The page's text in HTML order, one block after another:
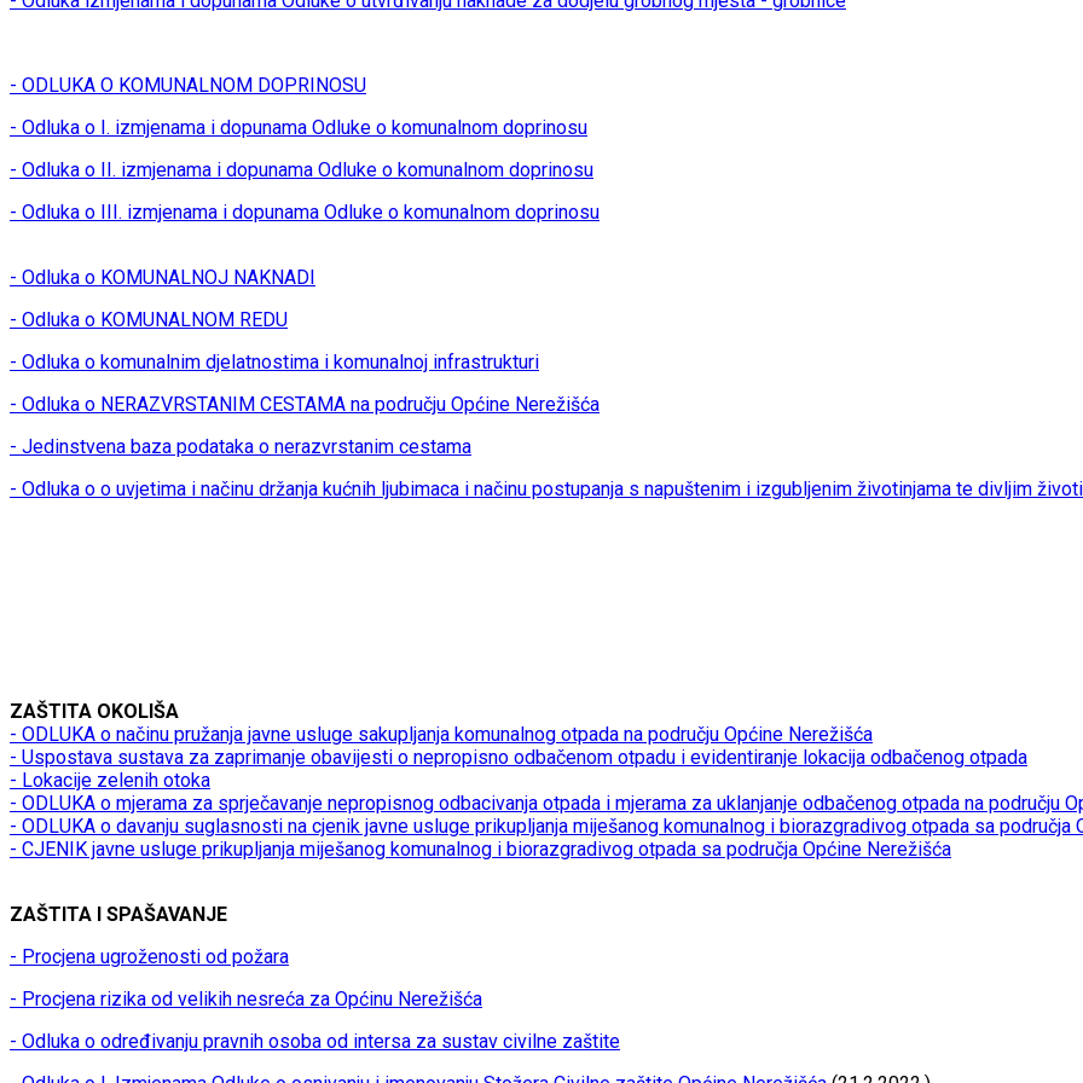
- ODLUKA O KOMUNALNOM DOPRINOSU
- Odluka o I. izmjenama i dopunama Odluke o komunalnom doprinosu
- Odluka o II. izmjenama i dopunama Odluke o komunalnom doprinosu
- Odluka o III. izmjenama i dopunama Odluke o komunalnom doprinosu
- Odluka o KOMUNALNOJ NAKNADI
- Odluka o KOMUNALNOM REDU
- Odluka o komunalnim djelatnostima i komunalnoj infrastrukturi
- Odluka o NERAZVRSTANIM CESTAMA na području Općine Nerežišća
- Jedinstvena baza podataka o nerazvrstanim cestama
- Odluka o o uvjetima i načinu držanja kućnih ljubimaca i načinu postupanja s napuštenim i izgubljenim životinjama te divljim
ZAŠTITA OKOLIŠA
- ODLUKA o načinu pružanja javne usluge sakupljanja komunalnog otpada na području Općine Nerežišća
- Uspostava sustava za zaprimanje obavijesti o nepropisno odbačenom otpadu i evidentiranje lokacija odbačenog otpada
- Lokacije zelenih otoka
- ODLUKA o mjerama za sprječavanje nepropisnog odbacivanja otpada i mjerama za uklanjanje odbačenog otpada na području
- ODLUKA o davanju suglasnosti na cjenik javne usluge prikupljanja miješanog komunalnog i biorazgradivog otpada sa područja
- CJENIK javne usluge prikupljanja miješanog komunalnog i biorazgradivog otpada sa područja Općine Nerežišća
ZAŠTITA I SPAŠAVANJE
- Procjena ugroženosti od požara
- Procjena rizika od velikih nesreća za Općinu Nerežišća
- Odluka o određivanju pravnih osoba od intersa za sustav civilne zaštite